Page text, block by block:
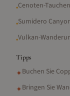
•Cenoten-
•Sumidero
•Vulkan-
Tipps
✦Buchen Sie
✦Bringen Sie